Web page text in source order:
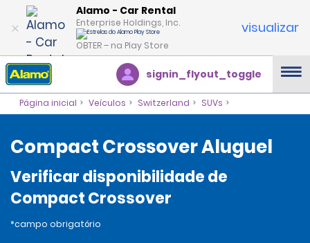
Alamo - Car Rental
Enterprise Holdings, Inc.
OBTER – na Play Store
visualizar
signin_flyout_toggle
Página inicial Veículos Switzerland SUVs
Compact Crossover Aluguel
Verificar disponibilidade de
Compact Crossover
*campo obrigatório